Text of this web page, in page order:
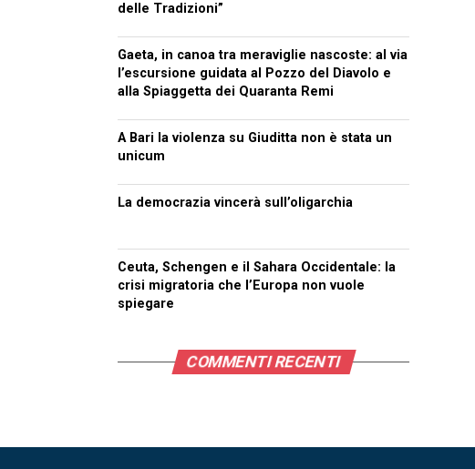
delle Tradizioni”
Gaeta, in canoa tra meraviglie nascoste: al via
l’escursione guidata al Pozzo del Diavolo e
alla Spiaggetta dei Quaranta Remi
A Bari la violenza su Giuditta non è stata un
unicum
La democrazia vincerà sull’oligarchia
Ceuta, Schengen e il Sahara Occidentale: la
crisi migratoria che l’Europa non vuole
spiegare
COMMENTI RECENTI